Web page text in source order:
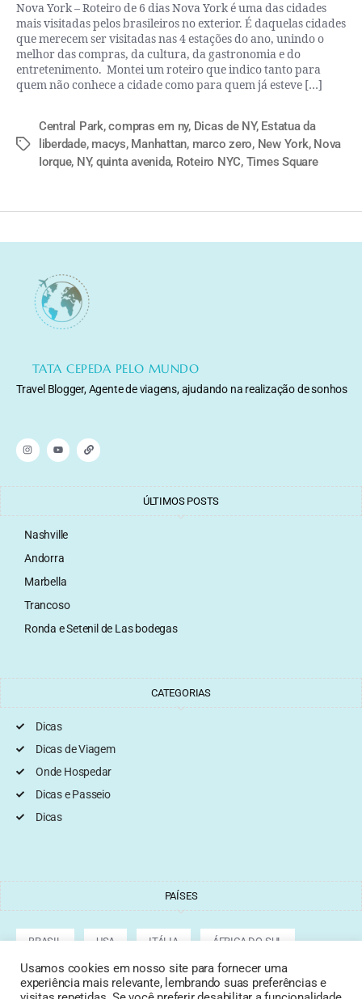
Nova York – Roteiro de 6 dias Nova York é uma das cidades
mais visitadas pelos brasileiros no exterior. É daquelas cidades
que merecem ser visitadas nas 4 estações do ano, unindo o
melhor das compras, da cultura, da gastronomia e do
entretenimento. Montei um roteiro que indico tanto para
quem não conhece a cidade como para quem já esteve […]
Central Park,compras em ny, Dicas de NY, Estatua da
liberdade, macys, Manhattan, marco zero, New York, Nova
Iorque, NY, quinta avenida, Roteiro NYC, Times Square
TATA CEPEDA PELO MUNDO
Travel Blogger, Agente de viagens, ajudando na realização de sonhos
ÚLTIMOS POSTS
Nashville
Andorra
Marbella
Trancoso
Ronda e Setenil de Las bodegas
CATEGORIAS
Dicas
Dicas de Viagem
Onde Hospedar
Dicas e Passeio
Dicas
PAÍSES
BRASIL USA ITÁLIA ÁFRICA DO SUL
ARGENTINA GRÉCIA CROÁCIA TURQUIA
Usamos cookies em nosso site para fornecer uma
experiência mais relevante, lembrando suas preferências e